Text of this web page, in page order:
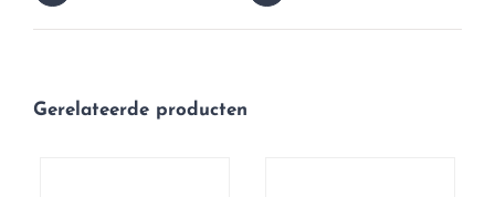
Gerelateerde producten